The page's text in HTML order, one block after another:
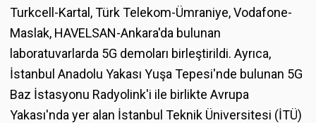
Turkcell-Kartal, Türk Telekom-Ümraniye, Vodafone-
Maslak, HAVELSAN-Ankara'da bulunan
laboratuvarlarda 5G demoları birleştirildi. Ayrıca,
İstanbul Anadolu Yakası Yuşa Tepesi'nde bulunan 5G
Baz İstasyonu Radyolink'i ile birlikte Avrupa
Yakası'nda yer alan İstanbul Teknik Üniversitesi (İTÜ)